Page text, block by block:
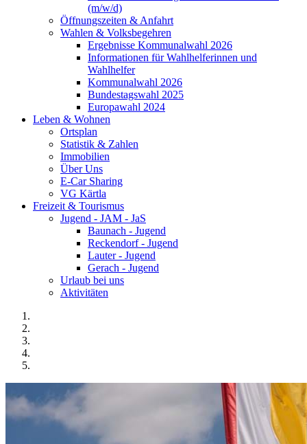
(m/w/d)
Öffnungszeiten & Anfahrt
Wahlen & Volksbegehren
Ergebnisse Kommunalwahl 2026
Informationen für Wahlhelferinnen und
Wahlhelfer
Kommunalwahl 2026
Bundestagswahl 2025
Europawahl 2024
Leben & Wohnen
Ortsplan
Statistik & Zahlen
Immobilien
Über Uns
E-Car Sharing
VG Kärtla
Freizeit & Tourismus
Jugend - JAM - JaS
Baunach - Jugend
Reckendorf - Jugend
Lauter - Jugend
Gerach - Jugend
Urlaub bei uns
Aktivitäten